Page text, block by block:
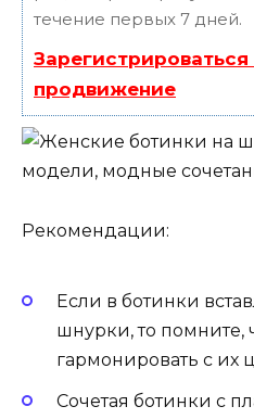
течение первых 7 дней.
продвижение
Рекомендации:
Если в ботинки
шнурки, то помните,
гармонировать с их
Сочетая ботинки с